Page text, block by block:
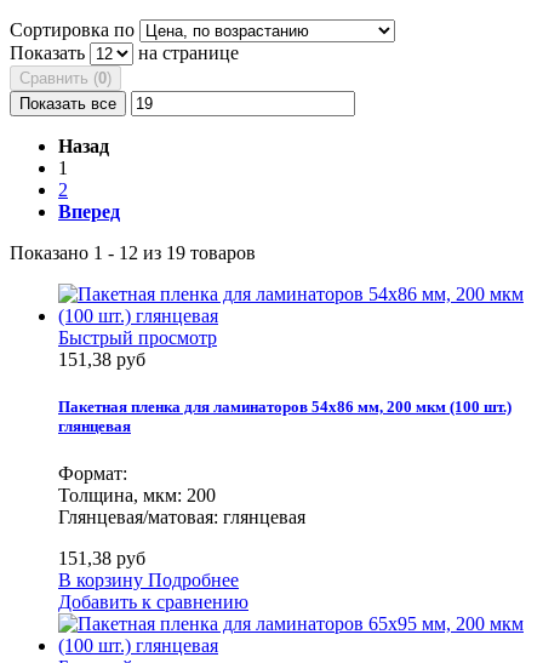
Сортировка по
Показать
на странице
Сравнить (0)
Показать все
Назад
1
2
Вперед
Показано 1 - 12 из 19 товаров
Быстрый просмотр
151,38 руб
Пакетная пленка для ламинаторов 54х86 мм, 200 мкм (100 шт.)
глянцевая
Формат:
Толщина, мкм: 200
Глянцевая/матовая: глянцевая
151,38 руб
В корзину Подробнее
Добавить к сравнению